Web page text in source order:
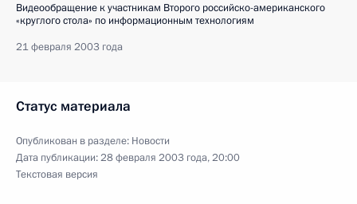
Видеообращение к участникам Второго российско-американского
«круглого стола» по информационным технологиям
21 февраля 2003 года
Статус материала
Опубликован в разделе: Новости
Дата публикации:28 февраля 2003 года, 20:00
Текстовая версия